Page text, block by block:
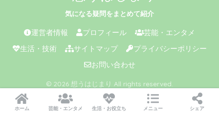
気になる疑問をまとめて紹介
運営者情報 プロフィール 芸能・エンタメ
生活・技術 サイトマップ プライバシーポリシー
お問い合わせ
© 2026 想うはじまり All rights reserved.
ホーム 芸能・エンタメ 生活・お役立ち メニュー シェア